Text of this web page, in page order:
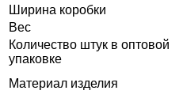
Ширина коробки
Вес
Количество штук в оптовой
упаковке
Материал изделия